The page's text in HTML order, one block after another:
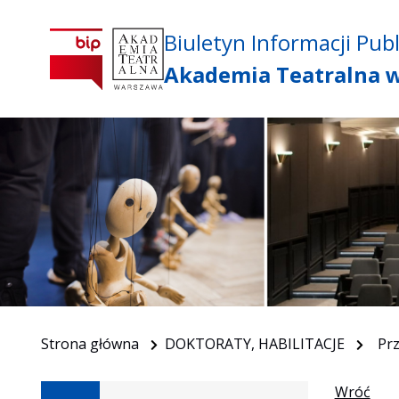
Biuletyn Informacji
Akademia Teatralna
Strona główna DOKTORATY, HABILITACJE
Wróć